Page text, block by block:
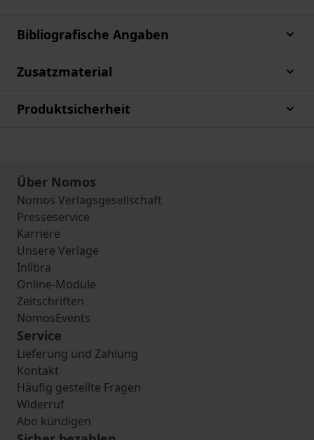
Bibliografische Angaben
Zusatzmaterial
Produktsicherheit
Über Nomos
Nomos Verlagsgesellschaft
Presseservice
Karriere
Unsere Verlage
Inlibra
Online-Module
Zeitschriften
NomosEvents
Service
Lieferung und Zahlung
Kontakt
Häufig gestellte Fragen
Widerruf
Abo kündigen